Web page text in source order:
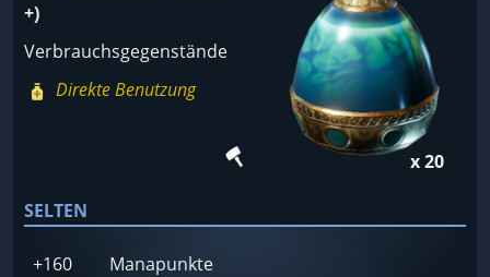
+)
Verbrauchsgegenstände
Direkte Benutzung
x 20
SELTEN
+160
Manapunkte